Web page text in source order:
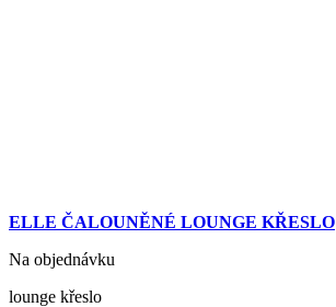
ELLE ČALOUNĚNÉ LOUNGE KŘESLO
Na objednávku
lounge křeslo